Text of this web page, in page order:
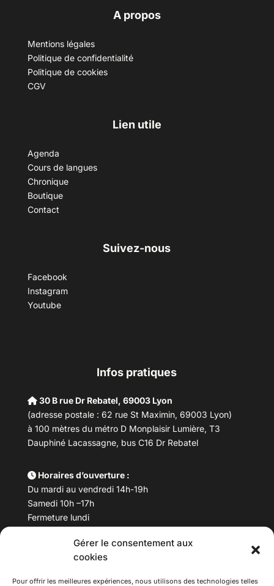
Gérer le consentement aux
cookies
Pour offrir les meilleures expériences, nous utilisons des technologies telles
A propos
Mentions légales
Politique de confidentialité
Politique de cookies
CGV
Lien utile
Agenda
Cours de langues
Chronique
Boutique
Contact
Suivez-nous
Facebook
Instagram
Youtube
Infos pratiques
30 B rue Dr Rebatel, 69003 Lyon
(adresse postale : 62 rue St Maximin, 69003 Lyon)
à 100 mètres du métro D Monplaisir Lumière, T3
Dauphiné Lacassagne, bus C16 Dr Rebatel
Horaires d’ouverture :
Du mardi au vendredi 14h-19h
Samedi 10h –17h
Fermeture lundi
Téléphone : 04 78 53 06 40
maisondesculturesasiatiques@asiexpo.com